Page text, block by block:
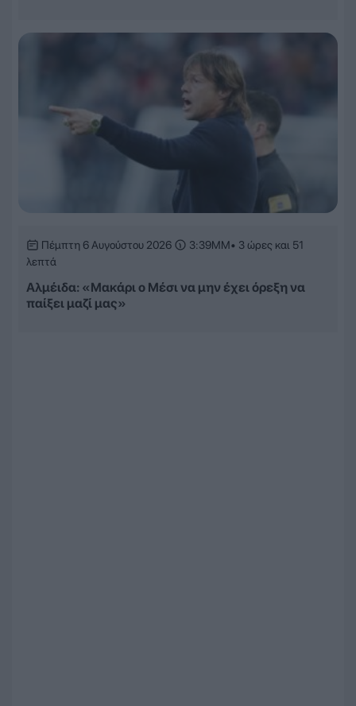
Πέμπτη 6 Αυγούστου 2026 3:39ΜΜ• 3 ώρες και 51
λεπτά
Αλμέιδα: «Μακάρι ο Μέσι να μην έχει όρεξη να
παίξει μαζί μας»